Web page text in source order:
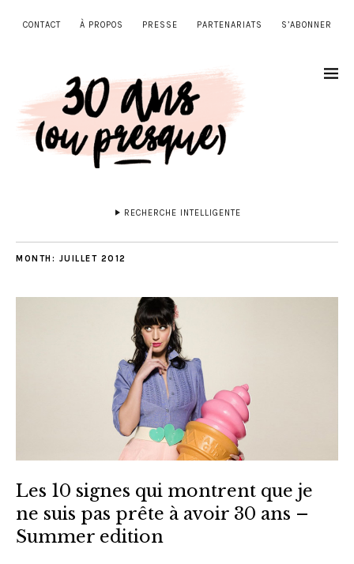
CONTACT À PROPOS PRESSE PARTENARIATS S’ABONNER
RECHERCHE INTELLIGENTE
MONTH: JUILLET 2012
Les 10 signes qui montrent que je
ne suis pas prête à avoir 30 ans –
Summer edition